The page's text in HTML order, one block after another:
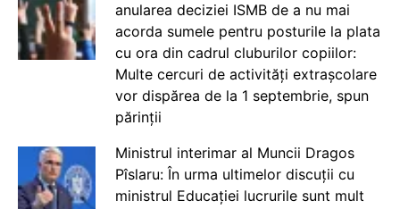
anularea deciziei ISMB de a nu mai
acorda sumele pentru posturile la plata
cu ora din cadrul cluburilor copiilor:
Multe cercuri de activități extrașcolare
vor dispărea de la 1 septembrie, spun
părinții
Ministrul interimar al Muncii Dragos
Pîslaru: În urma ultimelor discuții cu
ministrul Educației lucrurile sunt mult